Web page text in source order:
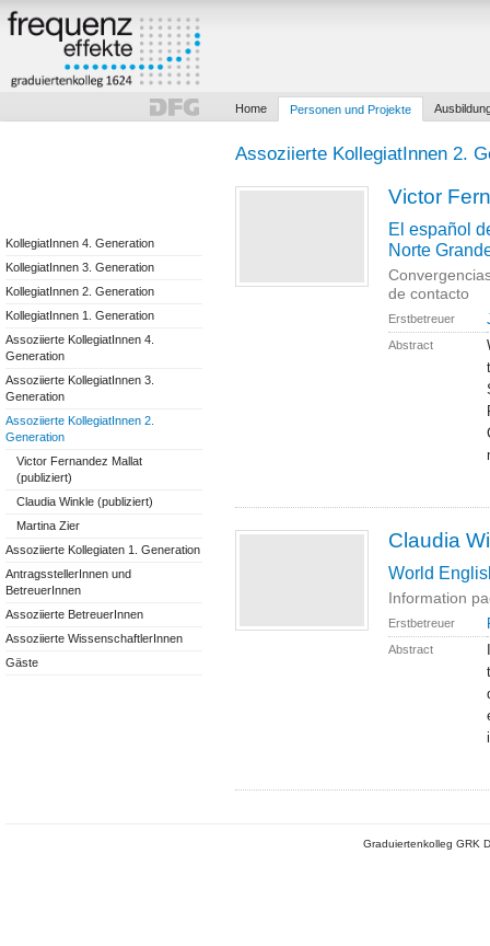
Home Personen und Projekte
Assoziierte KollegiatInnen 2.
Victor
El español
Norte
de contacto
Erstbetreuer
Abstract
Claudia
World
Information
Erstbetreuer
Abstract
KollegiatInnen 4. Generation
KollegiatInnen 3. Generation
KollegiatInnen 2. Generation
KollegiatInnen 1. Generation
Assoziierte KollegiatInnen 4.
Generation
Assoziierte KollegiatInnen 3.
Generation
Assoziierte KollegiatInnen 2.
Generation
Victor Fernandez Mallat
(publiziert)
Claudia Winkle (publiziert)
Martina Zier
Assoziierte Kollegiaten 1. Generation
AntragsstellerInnen und
BetreuerInnen
Assoziierte BetreuerInnen
Assoziierte WissenschaftlerInnen
Gäste
Graduiertenkolleg GRK